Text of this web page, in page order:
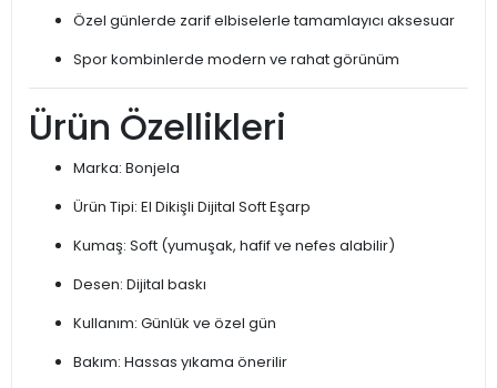
Özel günlerde zarif elbiselerle tamamlayıcı aksesuar
Spor kombinlerde modern ve rahat görünüm
Ürün Özellikleri
Marka: Bonjela
Ürün Tipi: El Dikişli Dijital Soft Eşarp
Kumaş: Soft (yumuşak, hafif ve nefes alabilir)
Desen: Dijital baskı
Kullanım: Günlük ve özel gün
Bakım: Hassas yıkama önerilir